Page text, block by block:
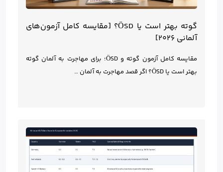
گوته بهتر است یا ÖSD؟ [مقایسه کامل آزمون‌های
آلمانی ۲۰۲۶]
مقایسه کامل آزمون گوته و ÖSD؛ برای مهاجرت به آلمان گوته
بهتر است یا ÖSD؟ اگر قصد مهاجرت به آلمان …